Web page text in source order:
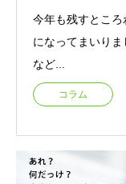
今年も残すとこ
になってまいり
など...
コラム